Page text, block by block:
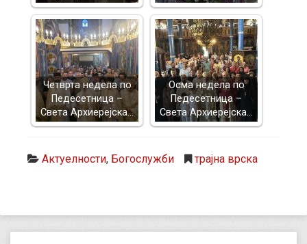
Четврта недела по
Педесетница –
Света Архиерејска…
Осма недела по
Педесетница –
Света Архиерејска…
Актуелности, Богослужби трајна врска